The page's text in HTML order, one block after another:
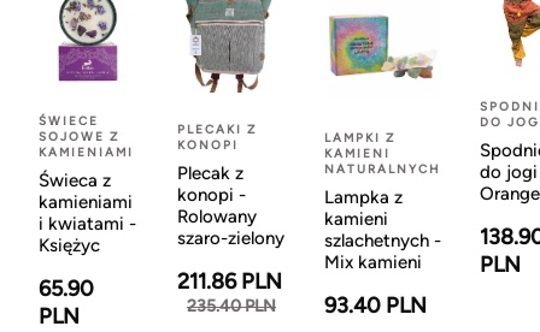
ŚWIECE
SOJOWE Z
KAMIENIAMI
Świeca z
kamieniami
i kwiatami -
Księżyc
65.90
PLN
PLECAKI Z
KONOPI
Plecak z
konopi -
Rolowany
szaro-zielony
211.86 PLN
235.40 PLN
LAMPKI Z
KAMIENI
NATURALNYCH
Lampka z
kamieni
szlachetnych -
Mix kamieni
93.40 PLN
DO
do
Orange
PLN